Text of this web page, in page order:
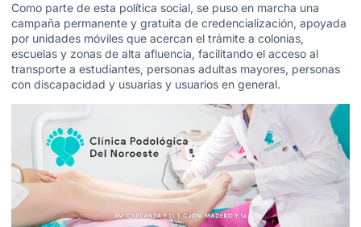
Como parte de esta política social, se puso en marcha una
campaña permanente y gratuita de credencialización, apoyada
por unidades móviles que acercan el trámite a colonias,
escuelas y zonas de alta afluencia, facilitando el acceso al
transporte a estudiantes, personas adultas mayores, personas
con discapacidad y usuarias y usuarios en general.